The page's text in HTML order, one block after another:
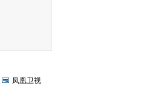
凤凰卫视